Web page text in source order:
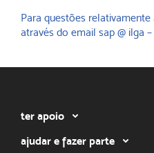
Para questões
através do email sap @ ilga
ter apoio
ajudar e fazer parte